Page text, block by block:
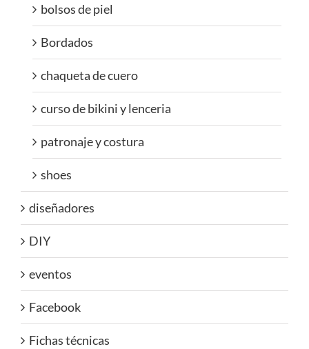
bolsos de piel
Bordados
chaqueta de cuero
curso de bikini y lenceria
patronaje y costura
shoes
diseñadores
DIY
eventos
Facebook
Fichas técnicas